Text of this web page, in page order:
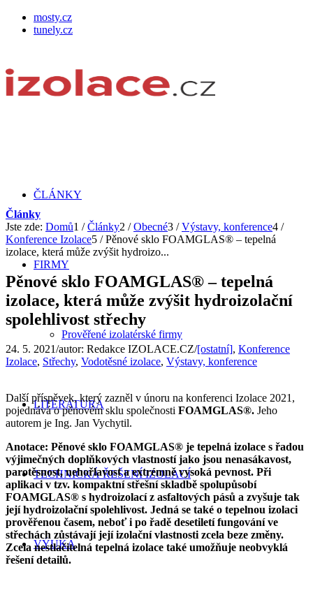
mosty.cz
tunely.cz
ČLÁNKY
FIRMY
Prověřené izolatérské firmy
LITERATURA
TECHNICKÁ ŘEŠENÍ IZOLACÍ
VÝUKA
Články
Jste zde: Domů1 / Články2 / Obecné3 / Výstavy, konference4 /
Konference Izolace5 / Pěnové sklo FOAMGLAS® – tepelná
izolace, která může zvýšit hydroizo...
Pěnové sklo FOAMGLAS® – tepelná
izolace, která může zvýšit hydroizolační
spolehlivost střechy
24. 5. 2021/autor: Redakce IZOLACE.CZ/[ostatní], Konference
Izolace, Střechy, Vodotěsné izolace, Výstavy, konference
Další příspěvek, který zazněl v únoru na konferenci Izolace 2021,
pojednává o pěnovém sklu společnosti FOAMGLAS®. Jeho
autorem je Ing. Jan Vychytil.
Anotace: Pěnové sklo FOAMGLAS® je tepelná izolace s řadou
výjimečných doplňkových vlastností jako jsou nenasákavost,
parotěsnost, nehořlavost a extrémně vysoká pevnost. Při
aplikaci v tzv. kompaktní střešní skladbě spolupůsobí
FOAMGLAS® s hydroizolací z asfaltových pásů a zvyšuje tak
její hydroizolační spolehlivost. Jedná se také o tepelnou izolaci
prověřenou časem, neboť i po řadě desetiletí fungování ve
střechách zůstávají její izolační vlastnosti zcela beze změny.
Zcela nestlačitelná tepelná izolace také umožňuje neobvyklá
řešení detailů.